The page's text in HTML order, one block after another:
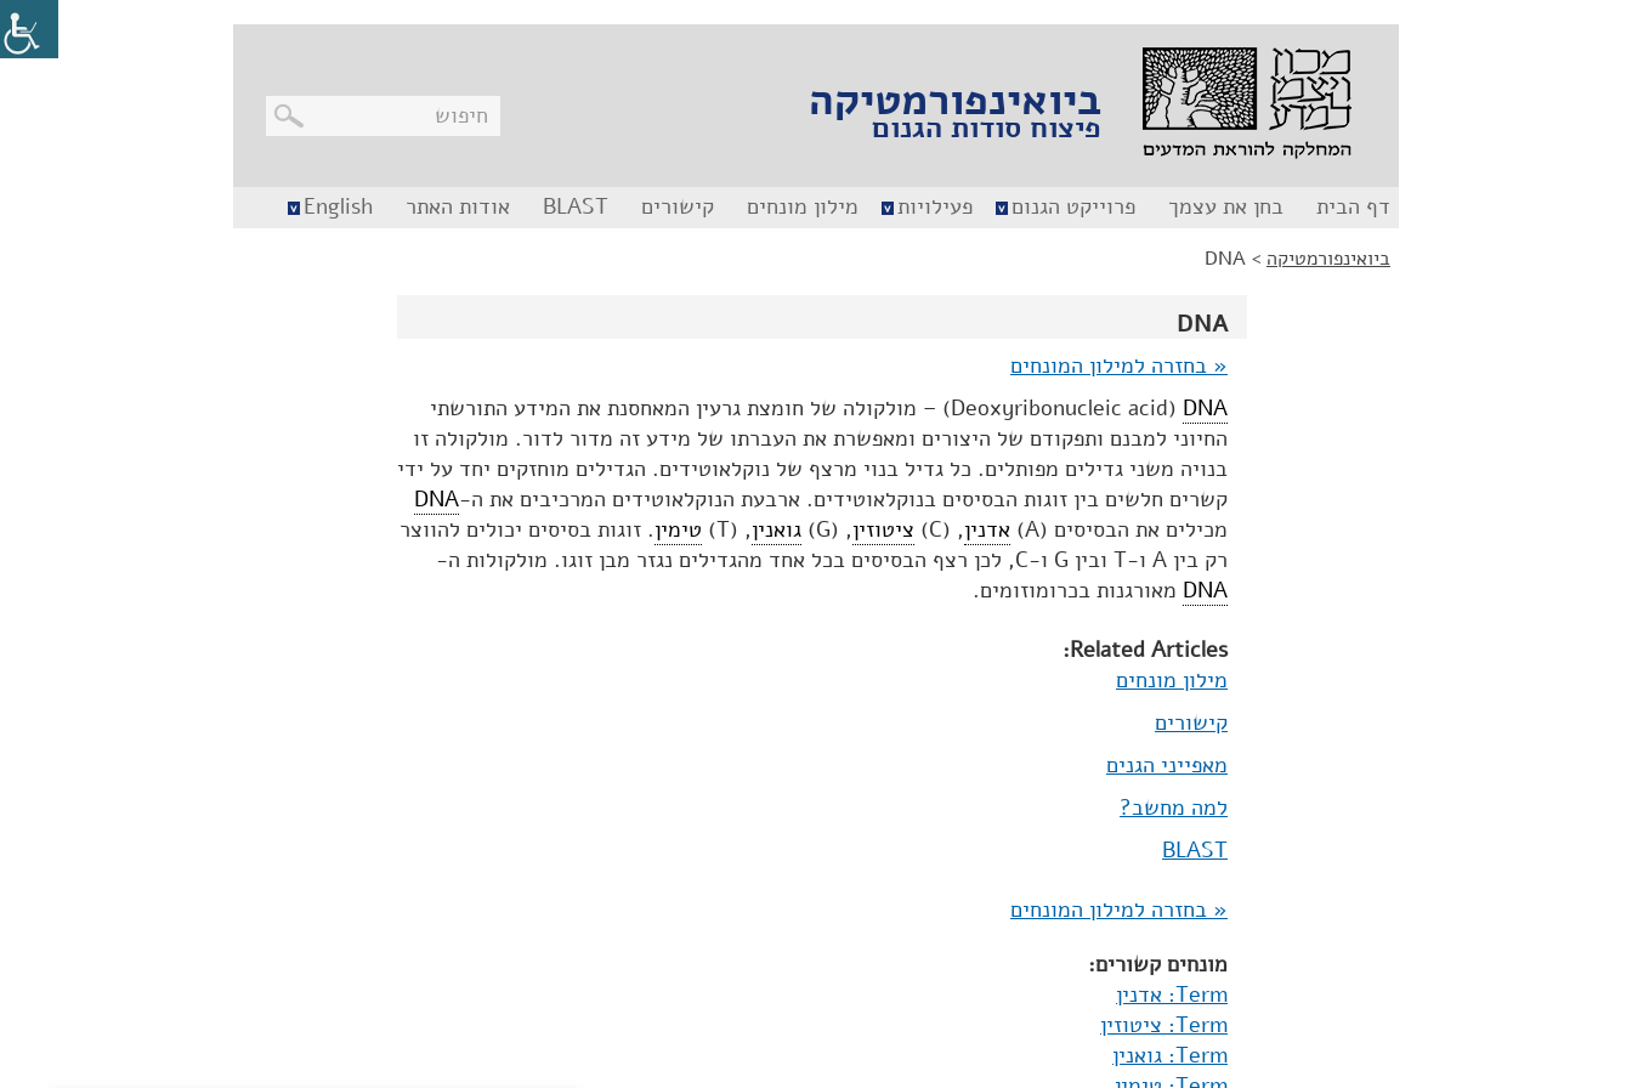
ביואינפורמטיקה
פיצוח סודות הגנום
דף הבית בחן את עצמך פרוייקט הגנום פעילויות מילון מונחים קישורים BLAST אודות האתר English
ביואינפורמטיקה >
DNA
DNA
« בחזרה למילון המונחים
DNA
(
Deoxyribonucleic acid) – מולקולה של חומצת גרעין המאחסנת את המידע התורשתי
החיוני למבנם ותפקודם של היצורים ומאפשרת את העברתו של מידע זה מדור לדור. מולקולה זו
בנויה משני גדילים מפותלים. כל גדיל בנוי מרצף של נוקלאוטידים. הגדילים מוחזקים יחד על ידי
קשרים חלשים בין זוגות הבסיסים בנוקלאוטידים. ארבעת הנוקלאוטידים המרכיבים את ה-DNA
מכילים את הבסיסים (A)
אדנין, (C) ציטוזין, (G) גואנין, (T) טימין. זוגות בסיסים יכולים להווצר
רק בין A ו-T ובין G ו-C, לכן רצף הבסיסים בכל אחד מהגדילים נגזר מבן זוגו. מולקולות ה-
DNA מאורגנות בכרומוזומים.
Related Articles:
מילון מונחים
קישורים
מאפייני הגנים
למה מחשב?
BLAST
« בחזרה למילון המונחים
מונחים קשורים:
Term: אדנין
Term: ציטוזין
Term: גואנין